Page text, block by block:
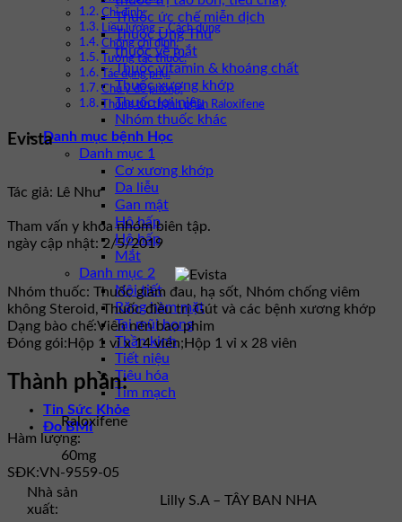
Thuốc ức chế miễn dịch
Thuốc Ung Thư
thuốc về mắt
Thuốc vitamin & khoáng chất
Thuốc xương khớp
Thuốc lợi niệu
Nhóm thuốc khác
Danh mục bệnh Học
Danh mục 1
Cơ xương khớp
Da liễu
Gan mật
Hô hấp
Hô hấp
Mắt
Danh mục 2
Nội tiết
Răng hàm mặt
Tai mũi họng
Thần kinh
Tiết niệu
Tiêu hóa
Tim mạch
Tin Sức Khỏe
Đo BMI
Chỉ định:
Liều lượng – Cách dùng
Chống chỉ định:
Tương tác thuốc:
Tác dụng phụ:
Chú ý đề phòng:
Thông tin thành phần Raloxifene
Evista
Tác giả: Lê Như
Tham vấn y khoa nhóm biên tập.
ngày cập nhật: 2/5/2019
Nhóm thuốc: Thuốc giảm đau, hạ sốt, Nhóm chống viêm
không Steroid, Thuốc điều trị Gút và các bệnh xương khớp
Dạng bào chế:Viên nén bao phim
Đóng gói: Hộp 1 vỉ x 14 viên;Hộp 1 vỉ x 28 viên
Thành phần:
Raloxifene
Hàm lượng:
60mg
SĐK:VN-9559-05
Nhà sản
xuất:
Lilly S.A – TÂY BAN NHA